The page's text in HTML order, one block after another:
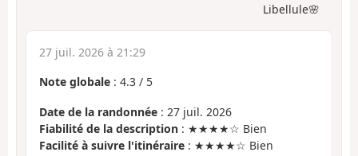
Libellule🌸
27 juil. 2026 à 21:29
Note globale : 4.3 / 5
Date de la randonnée : 27 juil. 2026
Fiabilité de la description : ★★★★☆ Bien
Facilité à suivre l'itinéraire : ★★★★☆ Bien